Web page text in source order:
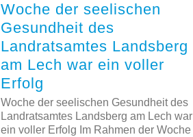
Woche der seelischen
Gesundheit des
Landratsamtes Landsberg
am Lech war ein voller
Erfolg
Woche der seelischen Gesundheit des
Landratsamtes Landsberg am Lech war
ein voller Erfolg Im Rahmen der Woche